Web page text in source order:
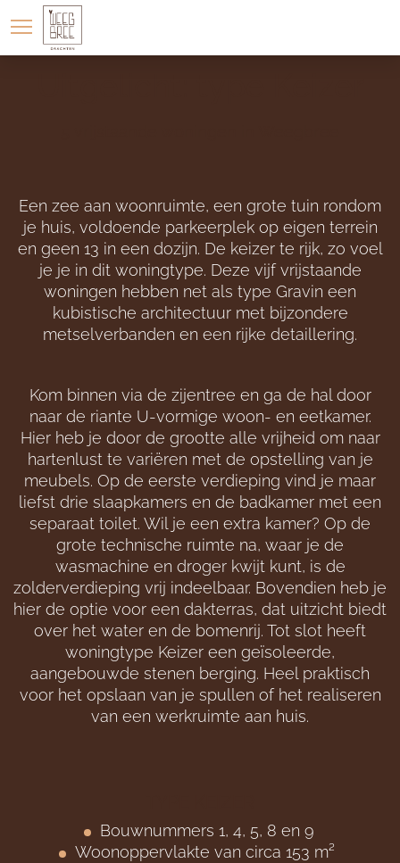
Een zee aan woonruimte, een grote tuin rondom
je huis, voldoende parkeerplek op eigen terrein
en geen 13 in een dozijn. De keizer te rijk, zo voel
je je in dit woningtype. Deze vijf vrijstaande
woningen hebben net als type Gravin een
kubistische architectuur met bijzondere
metselverbanden en een rijke detaillering.
Kom binnen via de zijentree en ga de hal door
naar de riante U-vormige woon- en eetkamer.
Hier heb je door de grootte alle vrijheid om naar
hartenlust te variëren met de opstelling van je
meubels. Op de eerste verdieping vind je maar
liefst drie slaapkamers en de badkamer met een
separaat toilet. Wil je een extra kamer? Op de
grote technische ruimte na, waar je de
wasmachine en droger kwijt kunt, is de
zolderverdieping vrij indeelbaar. Bovendien heb je
hier de optie voor een dakterras, dat uitzicht biedt
over het water en de bomenrij. Tot slot heeft
woningtype Keizer een geïsoleerde,
aangebouwde stenen berging. Heel praktisch
voor het opslaan van je spullen of het realiseren
van een werkruimte aan huis.
Bouwnummers 1, 4, 5, 8 en 9
Woonoppervlakte van circa 153 m²